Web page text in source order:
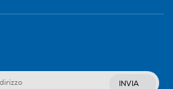
INVIA